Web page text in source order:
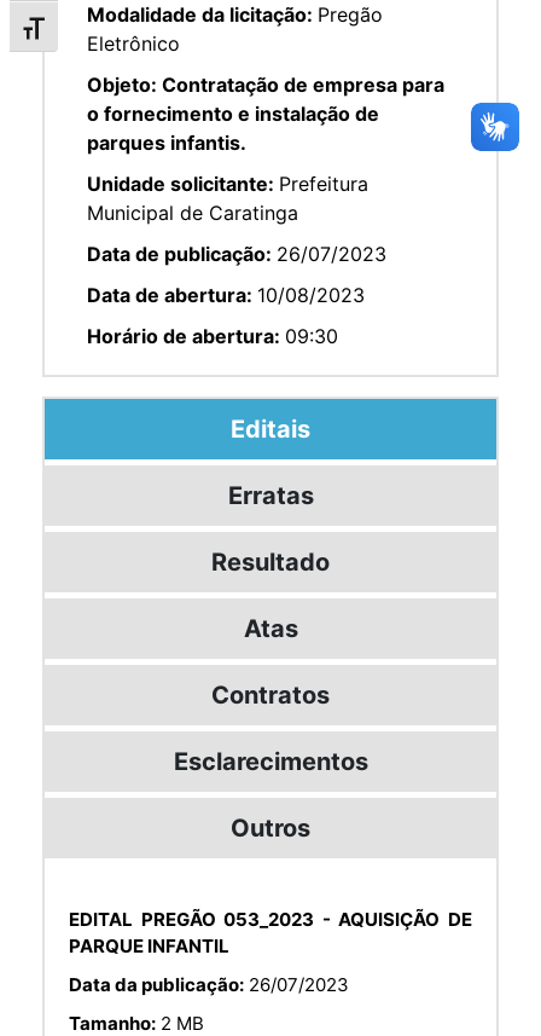
Alternar tamanho da fonte
Modalidade da licitação: Pregão
Eletrônico
Objeto: Contratação de empresa para
o fornecimento e instalação de
parques infantis.
Unidade solicitante: Prefeitura
Municipal de Caratinga
Data de publicação: 26/07/2023
Data de abertura: 10/08/2023
Horário de abertura: 09:30
Editais
Erratas
Resultado
Atas
Contratos
Esclarecimentos
Outros
EDITAL PREGÃO 053_2023 - AQUISIÇÃO DE
PARQUE INFANTIL
Data da publicação: 26/07/2023
Tamanho: 2 MB